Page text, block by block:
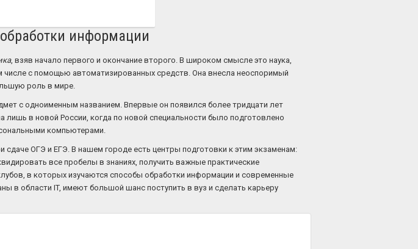
информации
, взяв начало первого и окончание второго. В широком смысле это наука,
с помощью автоматизированных средств. Она внесла неоспоримый
роль в мире.
с одноименным названием. Впервые он появился более тридцати лет
в новой России, когда по новой специальности было подготовлено
компьютерами.
ОГЭ и ЕГЭ. В нашем городе есть центры подготовки к этим экзаменам:
все пробелы в знаниях, получить важные практические
в которых изучаются способы обработки информации и современные
в области IT, имеют большой шанс поступить в вуз и сделать карьеру